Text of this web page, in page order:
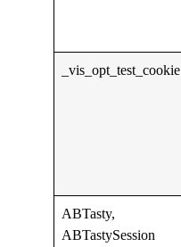
_vis_opt_test_cookie
ABTasty,
ABTastySession